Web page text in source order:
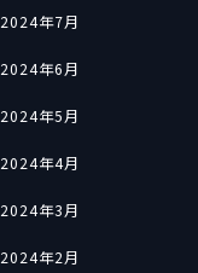
2024年7月
2024年6月
2024年5月
2024年4月
2024年3月
2024年2月